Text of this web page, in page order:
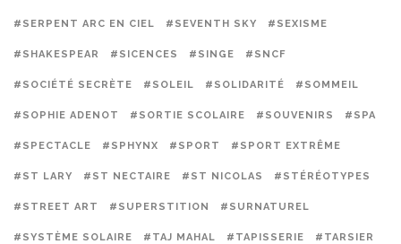
#SERPENT ARC EN CIEL #SEVENTH SKY #SEXISME
#SHAKESPEAR #SICENCES #SINGE #SNCF
#SOCIÉTÉ SECRÈTE #SOLEIL #SOLIDARITÉ #SOMMEIL
#SOPHIE ADENOT #SORTIE SCOLAIRE #SOUVENIRS #SPA
#SPECTACLE #SPHYNX #SPORT #SPORT EXTRÊME
#ST LARY #ST NECTAIRE #ST NICOLAS #STÉRÉOTYPES
#STREET ART #SUPERSTITION #SURNATUREL
#SYSTÈME SOLAIRE #TAJ MAHAL #TAPISSERIE #TARSIER